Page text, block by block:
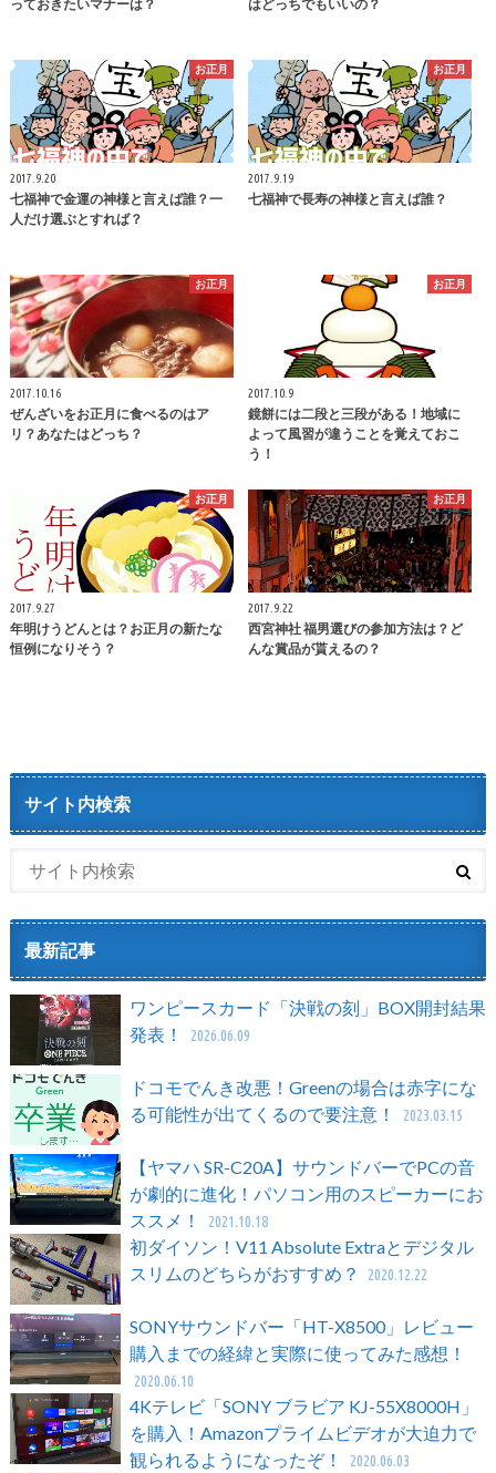
っておきたいマナーは？ はどっちでもいいの？
お正月
2017.9.20
七福神で金運の神様と言えば誰？一
人だけ選ぶとすれば？
お正月
2017.9.19
七福神で長寿の神様と言えば誰？
お正月
2017.10.16
ぜんざいをお正月に食べるのはア
リ？あなたはどっち？
お正月
2017.10.9
鏡餅には二段と三段がある！地域に
よって風習が違うことを覚えておこ
う！
お正月
2017.9.27
年明けうどんとは？お正月の新たな
恒例になりそう？
お正月
2017.9.22
西宮神社 福男選びの参加方法は？ど
んな賞品が貰えるの？
サイト内検索
最新記事
ワンピースカード「決戦の刻」BOX開封結果
発表！
2026.06.09
ドコモでんき改悪！Greenの場合は赤字にな
る可能性が出てくるので要注意！
2023.03.15
【ヤマハ SR-C20A】サウンドバーでPCの音
が劇的に進化！パソコン用のスピーカーにお
ススメ！
2021.10.18
初ダイソン！V11 Absolute Extraとデジタル
スリムのどちらがおすすめ？
2020.12.22
SONYサウンドバー「HT-X8500」レビュー
購入までの経緯と実際に使ってみた感想！
2020.06.10
4Kテレビ「SONY ブラビア KJ-55X8000H」
を購入！Amazonプライムビデオが大迫力で
観られるようになったぞ！
2020.06.03